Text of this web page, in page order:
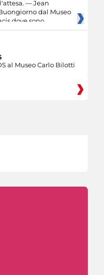
— Jean
dal Museo
dove sono
al Museo Carlo Bilotti